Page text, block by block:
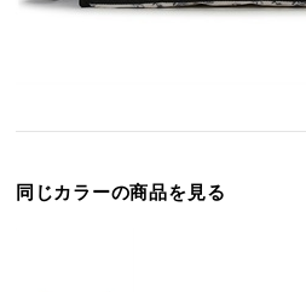
同じカラーの商品を見る